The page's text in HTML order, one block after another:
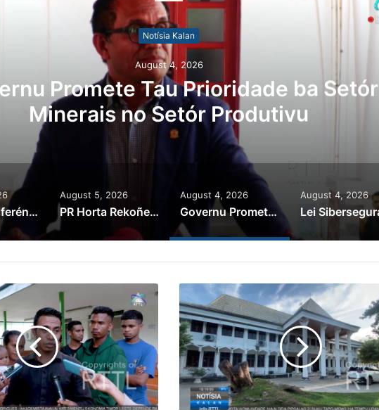
Notísia Kalan
August 4, 2026
Promete Tau Prioridade ba Setór
Minerais no Setór Produtivu
Kazu Transferénsia Osan Millaun 42 Husi Singapura, Advogadu Sei Halo Rekursu
August 5, 2026
PR Horta Rekoñese Timoroan Sira Iha Diáspora Nia Kontribuisaun
August 4, 2026
Governu Promete Tau Prioridade ba Setór Minerais no Setór Produtivu
August 4, 2026